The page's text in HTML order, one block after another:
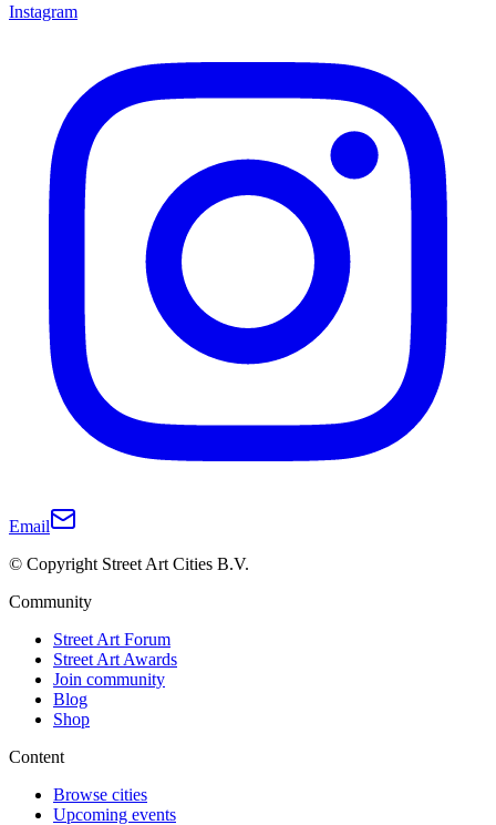
Instagram
Email
© Copyright Street Art Cities B.V.
Community
Street Art Forum
Street Art Awards
Join community
Blog
Shop
Content
Browse cities
Upcoming events